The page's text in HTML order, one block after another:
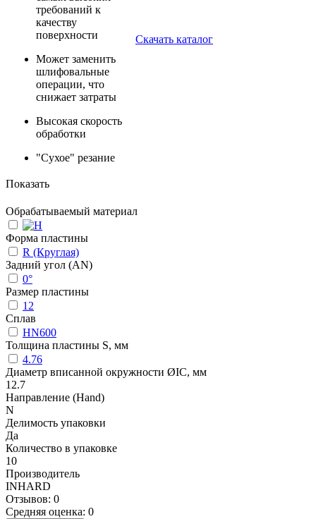
требований к
качеству
поверхности
Может заменить
шлифовальные
операции, что
снижает затраты
Высокая скорость
обработки
"Сухое" резание
Скачать каталог
Показать
Обрабатываемый материал
Форма пластины
R (Круглая)
Задний угол (AN)
0°
Размер пластины
12
Сплав
HN600
Толщина пластины S, мм
4.76
Диаметр вписанной окружности ØIC, мм
12.7
Направление (Hand)
N
Делимость упаковки
Да
Количество в упаковке
10
Производитель
INHARD
Отзывов: 0
Средняя оценка: 0